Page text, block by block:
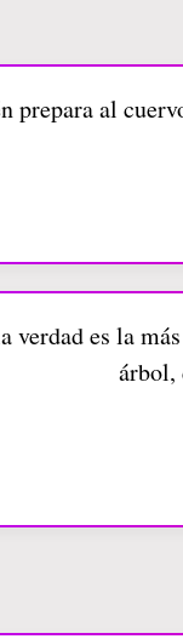
prepara al
verdad es la
árbol,